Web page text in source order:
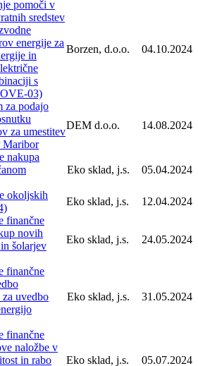
pomoči v
sredstev
energije za
in
s
03)
Borzen, d.o.o. 04.10.2024
za podajo
za umestitev
Maribor
DEM d.o.o. 14.08.2024
nakupa
Eko sklad, j.s. 05.04.2024
okoljskih
Eko sklad, j.s.
12.04.2024
finančne
novih
šolarjev
Eko sklad, j.s. 24.05.2024
finančne
za uvedbo
Eko sklad, j.s. 31.05.2024
finančne
naložbe v
in rabo
Eko sklad, j.s. 05.07.2024